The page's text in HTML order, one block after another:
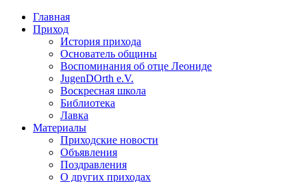
Главная
Приход
История прихода
Основатель общины
Воспоминания об отце Леониде
JugenDOrth e.V.
Воскресная школа
Библиотека
Лавка
Материалы
Приходские новости
Объявления
Поздравления
О других приходах